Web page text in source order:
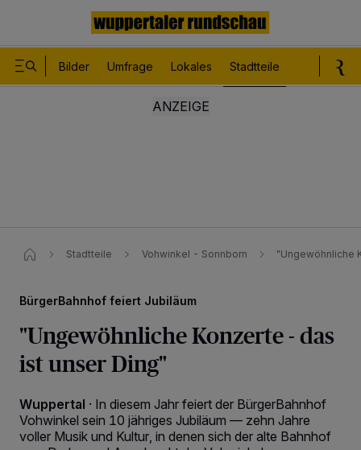
Bilder Umfrage Lokales Stadtteile
Stadtteile Vohwinkel - Sonnborn "Ungewöhnliche
BürgerBahnhof feiert Jubiläum
"Ungewöhnliche Konzerte - das
ist unser Ding"
Wuppertal · In diesem Jahr feiert der BürgerBahnhof
Vohwinkel sein 10 jähriges Jubiläum — zehn Jahre
voller Musik und Kultur, in denen sich der alte Bahnhof